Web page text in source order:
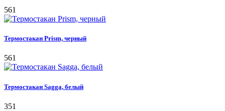
561
Термостакан Prism, черный
561
Термостакан Sagga, белый
351